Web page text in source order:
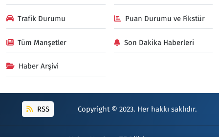
Trafik Durumu Puan Durumu ve Fikstür
Tüm Manşetler Son Dakika Haberleri
Haber Arşivi
RSS Copyright © 2023. Her hakkı saklıdır.